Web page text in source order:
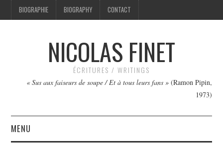
BIOGRAPHIE BIOGRAPHY CONTACT
NICOLAS FINET
ÉCRITURES / WRITINGS
« Sus aux faiseurs de soupe / Et à tous leurs fans »(Ramon Pipin,
1973)
MENU